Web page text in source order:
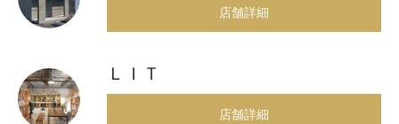
店舗詳細
ＬＩＴ
店舗詳細